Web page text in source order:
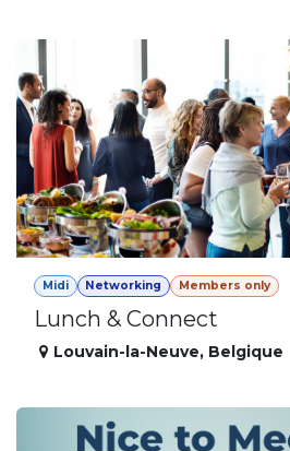
Midi Networking Members only
Lunch & Connect
Louvain-la-Neuve, Belgique